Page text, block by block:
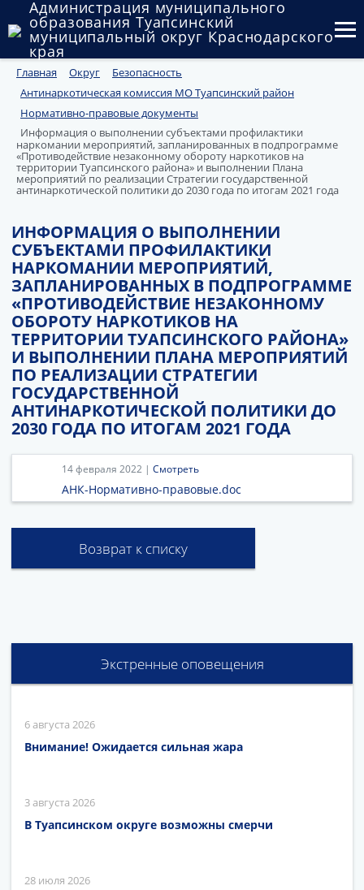
Администрация муниципального
образования Туапсинский
муниципальный округ Краснодарского
края
Округ
Администрация
Муниципальные закупки
Государственный и муниципальный контроль
Публичные слушания и общественные обсуждения
Документы
Главная Округ
Безопасность
Антинаркотическая комиссия МО Туапсинский район
Нормативно-правовые документы
Информация о выполнении субъектами профилактики
наркомании мероприятий, запланированных в подпрограмме
«Противодействие незаконному обороту наркотиков на
территории Туапсинского района» и выполнении Плана
мероприятий по реализации Стратегии государственной
антинаркотической политики до 2030 года по итогам 2021 года
ИНФОРМАЦИЯ О ВЫПОЛНЕНИИ
СУБЪЕКТАМИ ПРОФИЛАКТИКИ
НАРКОМАНИИ МЕРОПРИЯТИЙ,
ЗАПЛАНИРОВАННЫХ В ПОДПРОГРАММЕ
«ПРОТИВОДЕЙСТВИЕ НЕЗАКОННОМУ
ОБОРОТУ НАРКОТИКОВ НА
ТЕРРИТОРИИ ТУАПСИНСКОГО РАЙОНА»
И ВЫПОЛНЕНИИ ПЛАНА МЕРОПРИЯТИЙ
ПО РЕАЛИЗАЦИИ СТРАТЕГИИ
ГОСУДАРСТВЕННОЙ
АНТИНАРКОТИЧЕСКОЙ ПОЛИТИКИ ДО
2030 ГОДА ПО ИТОГАМ 2021 ГОДА
14 февраля 2022 | Смотреть
АНК-Нормативно-правовые.doc
Возврат к списку
Экстренные оповещения
6 августа 2026
Внимание! Ожидается сильная жара
3 августа 2026
В Туапсинском округе возможны смерчи
28 июля 2026